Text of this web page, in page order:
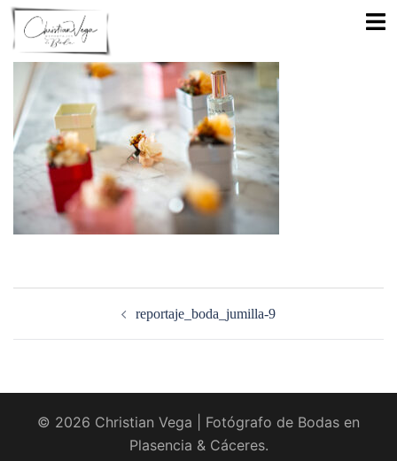
Saltar
contenido
reportaje_boda_jumilla-9
© 2026 Christian Vega | Fotógrafo de Bodas en
Plasencia & Cáceres.